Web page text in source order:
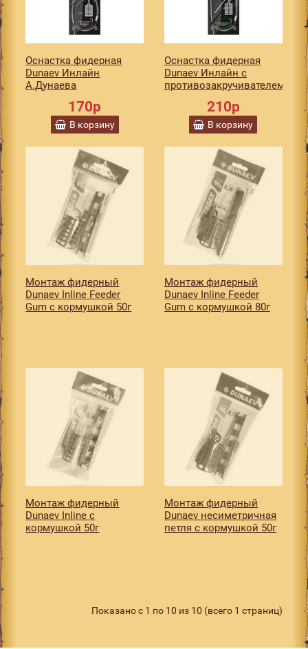
Оснастка фидерная
Dunaev Инлайн
А.Дунаева
170р
В корзину
Оснастка фидерная
Dunaev Инлайн с
противозакручивателем
210р
В корзину
Монтаж фидерный
Dunaev Inline Feeder
Gum с кормушкой 50г
Монтаж фидерный
Dunaev Inline Feeder
Gum с кормушкой 80г
Монтаж фидерный
Dunaev Inline с
кормушкой 50г
Монтаж фидерный
Dunaev несиметричная
петля с кормушкой 50г
Показано с 1 по 10 из 10 (всего 1 страниц)